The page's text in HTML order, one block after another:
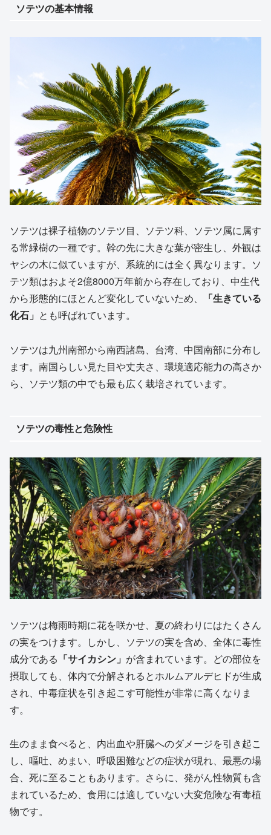
ソテツの基本情報
ソテツは裸子植物のソテツ目、ソテツ科、ソテツ属に属す
る常緑樹の一種です。幹の先に大きな葉が密生し、外観は
ヤシの木に似ていますが、系統的には全く異なります。ソ
テツ類はおよそ2億8000万年前から存在しており、中生代
から形態的にほとんど変化していないため、
「生きている
化石」 とも呼ばれています。
ソテツは九州南部から南西諸島、台湾、中国南部に分布し
ます。南国らしい見た目や丈夫さ、環境適応能力の高さか
ら、ソテツ類の中でも最も広く栽培されています。
ソテツの毒性と危険性
ソテツは梅雨時期に花を咲かせ、夏の終わりにはたくさん
の実をつけます。しかし、ソテツの実を含め、全体に毒性
成分である 「サイカシン」 が含まれています。どの部位を
摂取しても、体内で分解されるとホルムアルデヒドが生成
され、中毒症状を引き起こす可能性が非常に高くなりま
す。
生のまま食べると、内出血や肝臓へのダメージを引き起こ
し、嘔吐、めまい、呼吸困難などの症状が現れ、最悪の場
合、死に至ることもあります。さらに、発がん性物質も含
まれているため、食用には適していない大変危険な有毒植
物です。